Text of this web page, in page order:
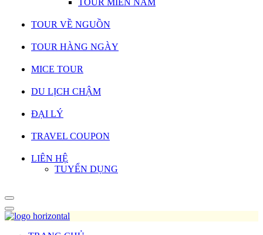
TOUR MIỀN NAM
TOUR VỀ NGUỒN
TOUR HÀNG NGÀY
MICE TOUR
DU LỊCH CHẬM
ĐẠI LÝ
TRAVEL COUPON
LIÊN HỆ
TUYỂN DỤNG